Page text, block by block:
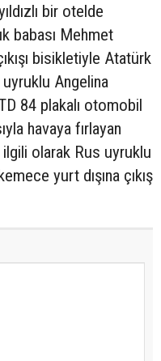
bir otelde
babası Mehmet
bisikletiyle Atatürk
Angelina
84 plakalı otomobil
havaya fırlayan
ilgili olarak Rus uyruklu
yurt dışına çıkış